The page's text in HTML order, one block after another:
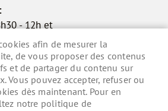
- 12h et
afin de mesurer la
de vous proposer des contenus
et de partager du contenu sur
Vous pouvez accepter, refuser ou
dès maintenant. Pour en
notre politique de